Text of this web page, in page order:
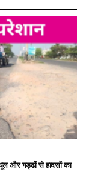
धूल और गड्ढों से हादसों का